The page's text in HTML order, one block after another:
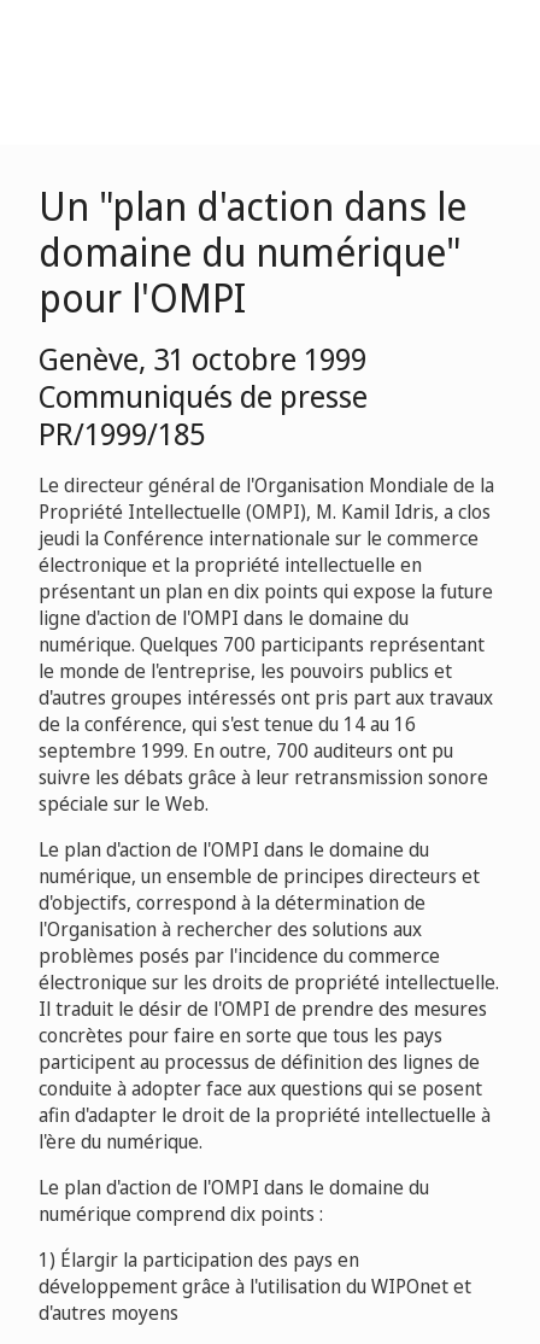
Un "plan d'action dans le
domaine du numérique"
pour l'OMPI
Genève, 31 octobre 1999
Communiqués de presse
PR/1999/185
Le directeur général de l'Organisation Mondiale de la
Propriété Intellectuelle (OMPI), M. Kamil Idris, a clos
jeudi la Conférence internationale sur le commerce
électronique et la propriété intellectuelle en
présentant un plan en dix points qui expose la future
ligne d'action de l'OMPI dans le domaine du
numérique. Quelques 700 participants représentant
le monde de l'entreprise, les pouvoirs publics et
d'autres groupes intéressés ont pris part aux travaux
de la conférence, qui s'est tenue du 14 au 16
septembre 1999. En outre, 700 auditeurs ont pu
suivre les débats grâce à leur retransmission sonore
spéciale sur le Web.
Le plan d'action de l'OMPI dans le domaine du
numérique, un ensemble de principes directeurs et
d'objectifs, correspond à la détermination de
l'Organisation à rechercher des solutions aux
problèmes posés par l'incidence du commerce
électronique sur les droits de propriété intellectuelle.
Il traduit le désir de l'OMPI de prendre des mesures
concrètes pour faire en sorte que tous les pays
participent au processus de définition des lignes de
conduite à adopter face aux questions qui se posent
afin d'adapter le droit de la propriété intellectuelle à
l'ère du numérique.
Le plan d'action de l'OMPI dans le domaine du
numérique comprend dix points :
1) Élargir la participation des pays en
développement grâce à l'utilisation du WIPOnet et
d'autres moyens